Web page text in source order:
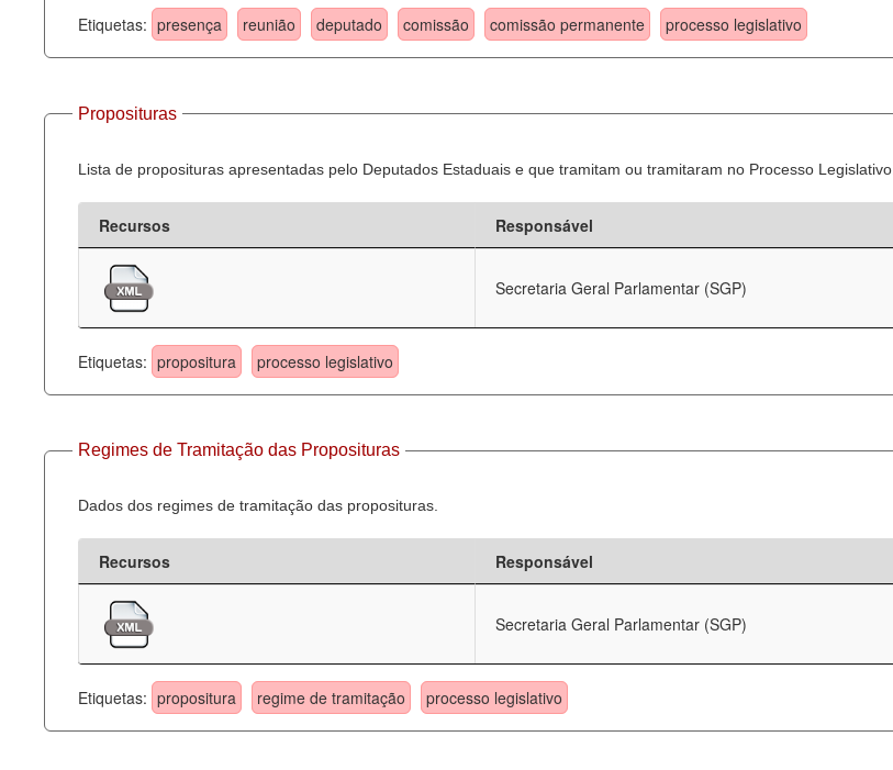
Etiquetas: presença reunião deputado comissão comissão permanente processo legislativo
Proposituras
Lista de proposituras apresentadas pelo Deputados Estaduais e que tramitam ou tramitaram no Processo Legislativo.
Recursos Responsável
Secretaria Geral Parlamentar (SGP)
Etiquetas: propositura processo legislativo
Regimes de Tramitação das Proposituras
Dados dos regimes de tramitação das proposituras.
Recursos Responsável
Secretaria Geral Parlamentar (SGP)
Etiquetas: propositura regime de tramitação processo legislativo